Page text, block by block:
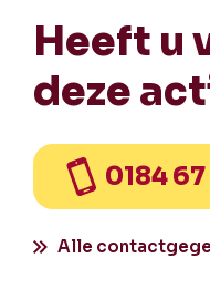
Heeft u
deze
0184
Alle